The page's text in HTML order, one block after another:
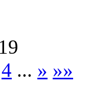
4 ... » »»